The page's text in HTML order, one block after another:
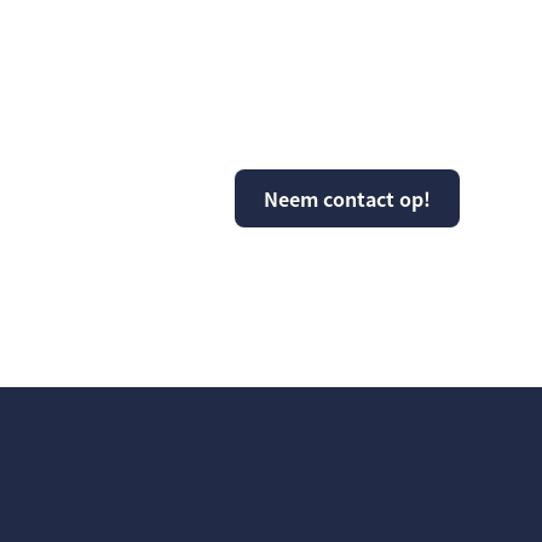
Neem contact op!